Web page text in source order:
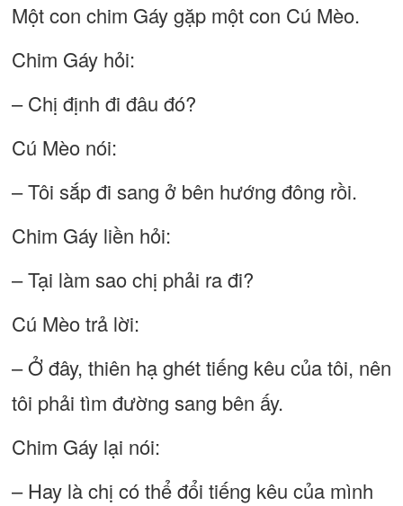
Một con chim Gáy gặp một con Cú Mèo.
Chim Gáy hỏi:
– Chị định đi đâu đó?
Cú Mèo nói:
– Tôi sắp đi sang ở bên hướng đông rồi.
Chim Gáy liền hỏi:
– Tại làm sao chị phải ra đi?
Cú Mèo trả lời:
– Ở đây, thiên hạ ghét tiếng kêu của tôi, nên
tôi phải tìm đường sang bên ấy.
Chim Gáy lại nói:
– Hay là chị có thể đổi tiếng kêu của mình